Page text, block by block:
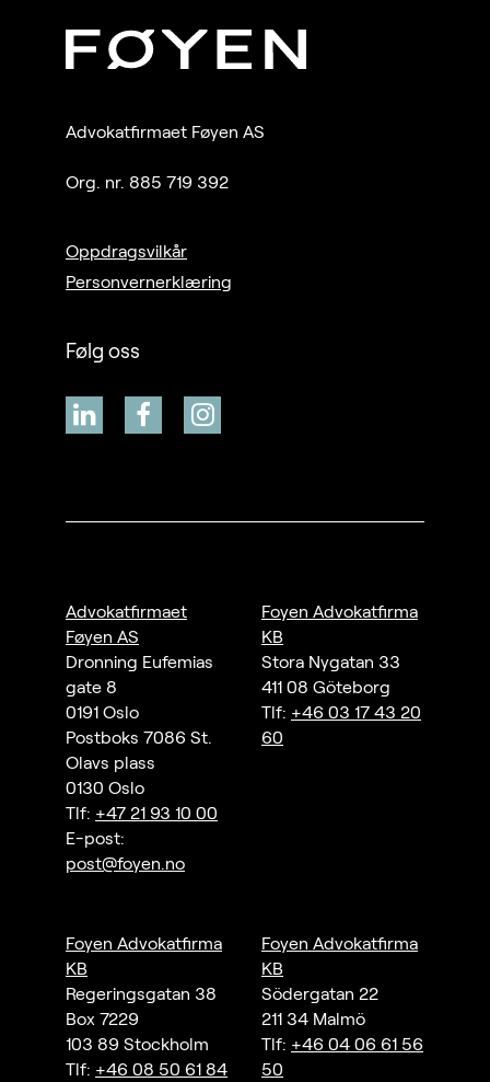
Advokatfirmaet Føyen AS
Org. nr. 885 719 392
Oppdragsvilkår
Personvernerklæring
Følg oss
Advokatfirmaet
Føyen AS
Dronning Eufemias
gate 8
0191 Oslo
Postboks 7086 St.
Olavs plass
0130 Oslo
Tlf: +47 21 93 10 00
E-post:
post@foyen.no
Foyen Advokatfirma
KB
Stora Nygatan 33
411 08 Göteborg
Tlf: +46 03 17 43 20
60
Foyen Advokatfirma
KB
Regeringsgatan 38
Box 7229
103 89 Stockholm
Tlf: +46 08 50 61 84
Foyen Advokatfirma
KB
Södergatan 22
211 34 Malmö
Tlf: +46 04 06 61 56
50